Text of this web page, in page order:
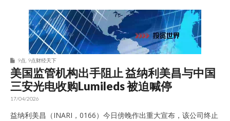
9点股票
9点 9点财经天下
美国监管机构出手阻止 益纳利美昌与中国
三安光电收购Lumileds 被迫喊停
17/04/2026
益纳利美昌（INARI，0166）今日傍晚作出重大宣布，该公司终止